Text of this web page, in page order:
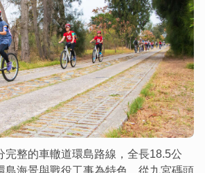
完整的車轍道環島路線，全長18.5公
島海景與戰役工事為特色。從九宮碼頭